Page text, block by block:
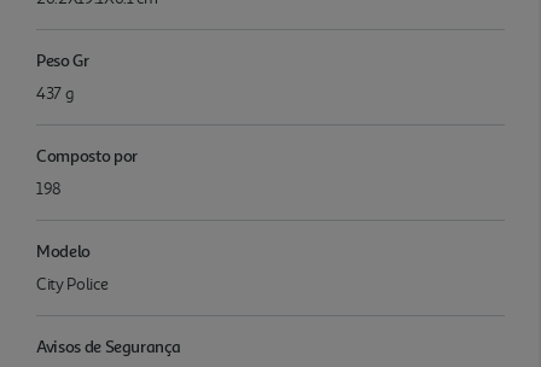
Peso Gr
437 g
Composto por
198
Modelo
City Police
Avisos de Segurança